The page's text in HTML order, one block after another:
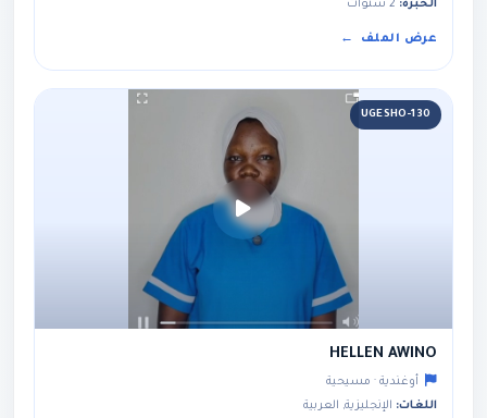
الخبرة:
عرض الملف
UGESHO-130
HELLEN AWINO
أوغندية · مسيحية
اللغات: الإنجليزية, العربية